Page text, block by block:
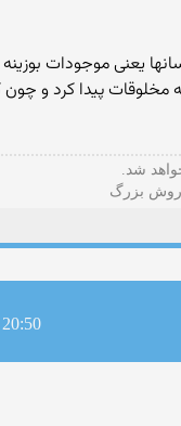
یعنی موجودات
پیدا کرد و
شد.